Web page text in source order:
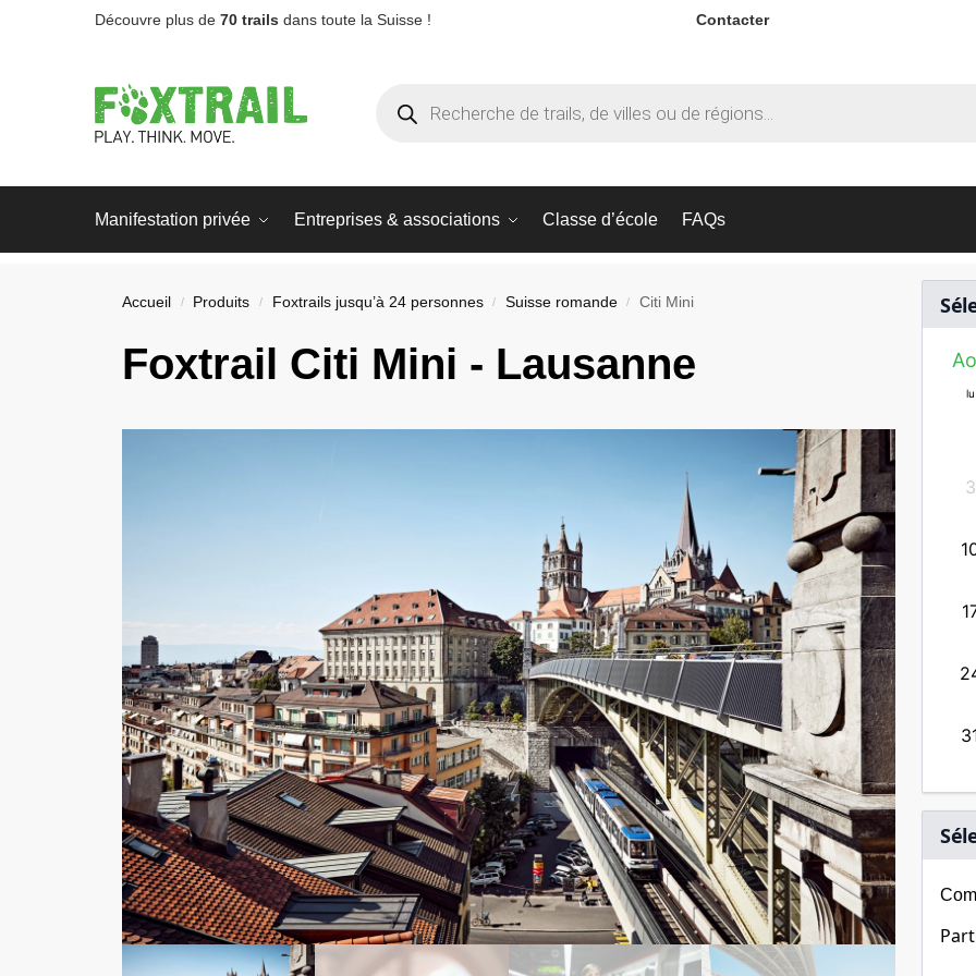
Découvre plus de 70 trails dans toute la Suisse ! Contacter
Manifestation privée Entreprises & associations Classe d’école FAQs
Accueil / Produits / Foxtrails jusqu’à 24 personnes / Suisse romande / Citi Mini
Foxtrail Citi Mini - Lausanne
1 2 3 4 5
8 10 11 12
13 15 17 18
20 21 22 23 24 25 26
27 28 29 30 31
lu
3